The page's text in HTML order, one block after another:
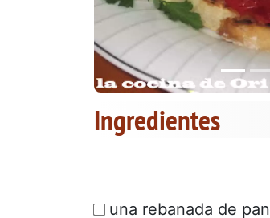
Ingredientes
una rebanada de pan